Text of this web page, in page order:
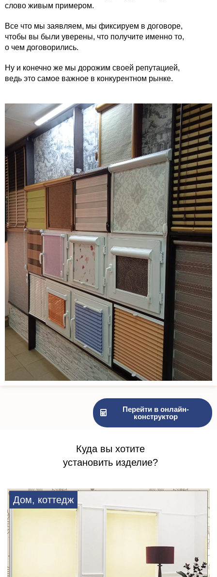
слово живым примером.
Все что мы заявляем, мы фиксируем в договоре,
чтобы вы были уверены, что получите именно то,
о чем договорились.
Ну и конечно же мы дорожим своей репутацией,
ведь это самое важное в конкурентном рынке.
Перейти в онлайн-
конструктор
Куда вы хотите
установить изделие?
Дом, коттедж